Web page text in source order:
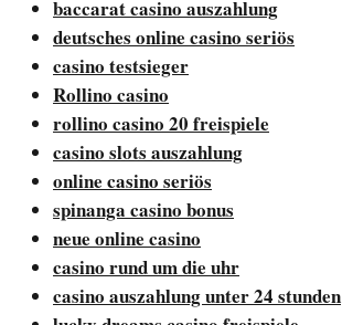
baccarat casino auszahlung
deutsches online casino seriös
casino testsieger
Rollino casino
rollino casino 20 freispiele
casino slots auszahlung
online casino seriös
spinanga casino bonus
neue online casino
casino rund um die uhr
casino auszahlung unter 24 stunden